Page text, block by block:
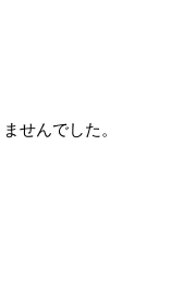
せんでした。